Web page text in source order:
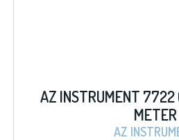
TEMP./RH
AZ